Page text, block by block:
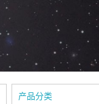
产品分类